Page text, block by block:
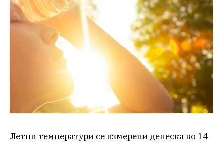
Летни температури се измерени денеска во 14